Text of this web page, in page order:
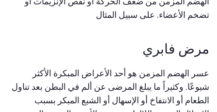
تضخم الأعضاء. على سبيل المثال
مرض فابري
عسر الهضم المزمن هو أحد الأعراض المبكرة الأكثر
شيوعًا. وكثيراً ما يبلغ المرضى عن ألم في البطن بعد تناول
الطعام أو الانتفاخ أو الإسهال أو الشبع المبكر بسبب